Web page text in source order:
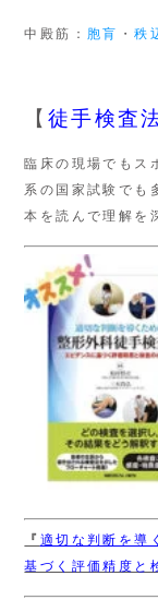
中殿筋： 胞肓 ・秩
【 徒手検査
臨床の現場でもス
系の国家試験でも
本を読んで理解を
『 適切な判断を導
基づく評価精度と